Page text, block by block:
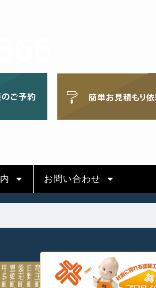
お問い合わせ
甲
良
町
豊
郷
町
愛
荘
町
日
野
町
竜
王
町